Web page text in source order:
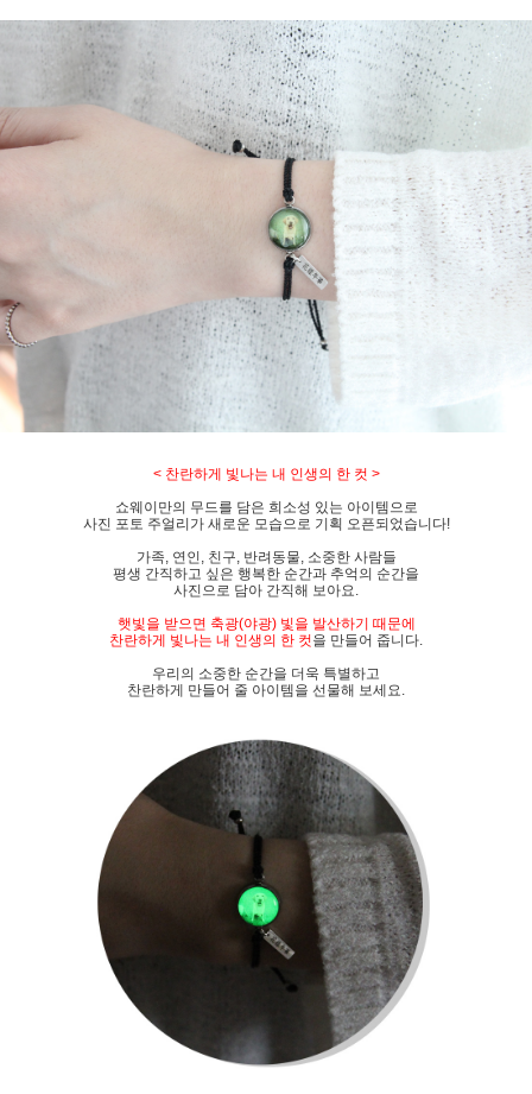
< 찬란하게 빛나는 내 인생의 한 컷 >
쇼웨이만의 무드를 담은 희소성 있는 아이템으로
사진 포토 주얼리가 새로운 모습으로 기획 오픈되었습니다!
가족, 연인, 친구, 반려동물, 소중한 사람들
평생 간직하고 싶은 행복한 순간과 추억의 순간을
사진으로 담아 간직해 보아요.
햇빛을 받으면 축광(야광) 빛을 발산하기 때문에
찬란하게 빛나는 내 인생의 한 컷을 만들어 줍니다.
우리의 소중한 순간을 더욱 특별하고
찬란하게 만들어 줄 아이템을 선물해 보세요.